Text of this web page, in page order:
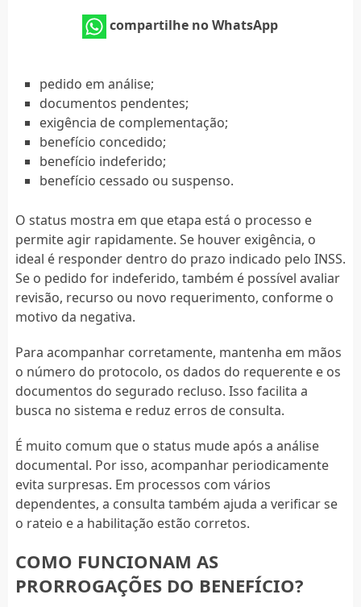
compartilhe no WhatsApp
pedido em análise;
documentos pendentes;
exigência de complementação;
benefício concedido;
benefício indeferido;
benefício cessado ou suspenso.
O status mostra em que etapa está o processo e
permite agir rapidamente. Se houver exigência, o
ideal é responder dentro do prazo indicado pelo INSS.
Se o pedido for indeferido, também é possível avaliar
revisão, recurso ou novo requerimento, conforme o
motivo da negativa.
Para acompanhar corretamente, mantenha em mãos
o número do protocolo, os dados do requerente e os
documentos do segurado recluso. Isso facilita a
busca no sistema e reduz erros de consulta.
É muito comum que o status mude após a análise
documental. Por isso, acompanhar periodicamente
evita surpresas. Em processos com vários
dependentes, a consulta também ajuda a verificar se
o rateio e a habilitação estão corretos.
COMO FUNCIONAM AS
PRORROGAÇÕES DO BENEFÍCIO?